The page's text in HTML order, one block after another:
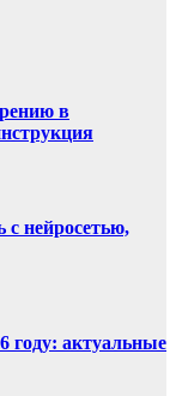
в
нейросетью,
году: актуальные